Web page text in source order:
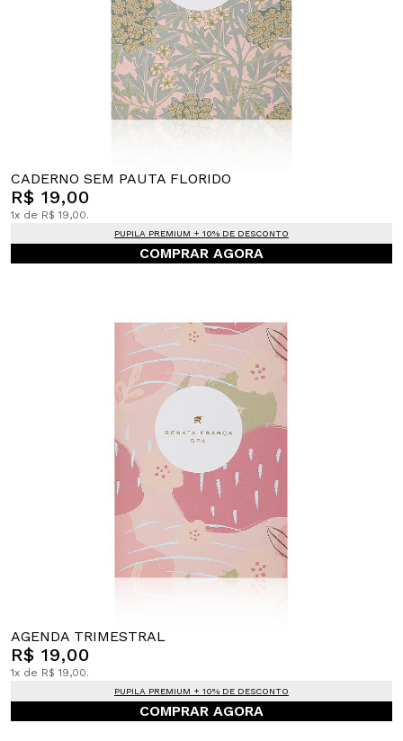
CADERNO SEM PAUTA FLORIDO
R$ 19,00
1x de R$ 19,00.
PUPILA PREMIUM + 10% DE DESCONTO
COMPRAR AGORA
AGENDA TRIMESTRAL
R$ 19,00
1x de R$ 19,00.
PUPILA PREMIUM + 10% DE DESCONTO
COMPRAR AGORA